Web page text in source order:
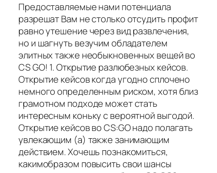
Предоставляемые нами потенциала
разрешат Вам не столько отсудить профит
равно утешение через вид развлечения,
но и шагнуть везучим обладателем
элитных также необыкновенных вещей во
CS GO! 1. Открытие разлюбезных кейсов.
Открытие кейсов когда угодно сплочено
немного определенным риском, хотя близ
грамотном подходе может стать
интересным коньку с вероятной выгодой.
Открытие кейсов во CS:GO надо полагать
увлекающим (а) также занимающим
действием. Хочешь познакомиться,
какимобразом повысить свои шансы